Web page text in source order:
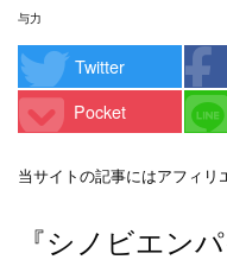
与力
Twitter
Pocket
当サイトの記事にはアフィ
『シノビエン